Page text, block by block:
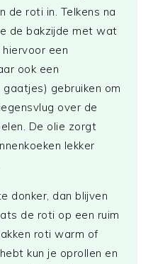
de roti in. Telkens na
de bakzijde met wat
hiervoor een
ook een
gebruiken om
over de
De olie zorgt
lekker
donker, dan blijven
de roti op een ruim
roti warm of
kun je oprollen en